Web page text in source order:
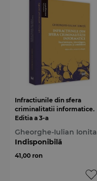
Infractiunile din sfera
criminalitatii informatice.
Editia a 3-a
Gheorghe-Iulian Ionita
Indisponibilă
41,00 ron